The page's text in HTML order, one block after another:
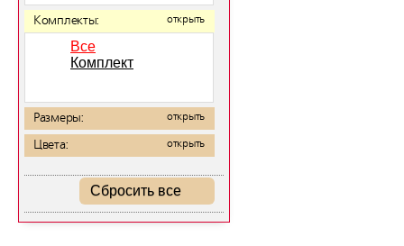
Комплекты: открыть
Все
Комплект
Размеры: открыть
Цвета: открыть
Сбросить все